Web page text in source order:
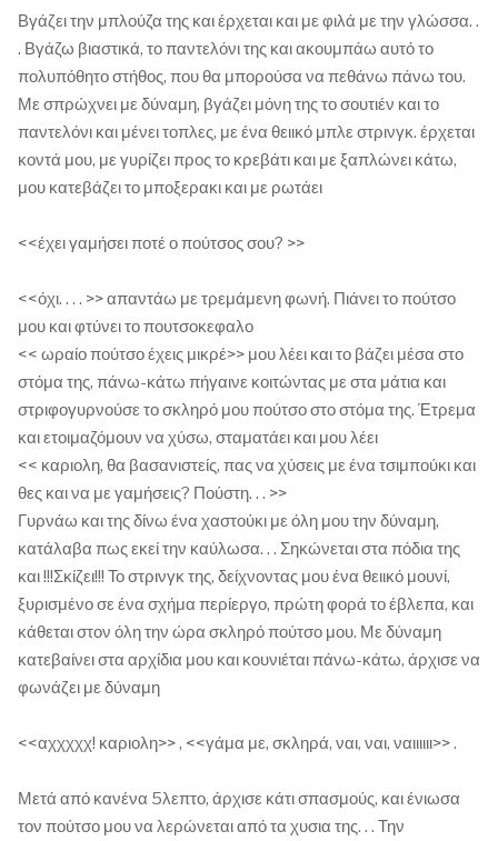
Βγάζει την μπλούζα της και έρχεται και με φιλά με την γλώσσα. .
. Βγάζω βιαστικά, το παντελόνι της και ακουμπάω αυτό το
πολυπόθητο στήθος, που θα μπορούσα να πεθάνω πάνω του.
Με σπρώχνει με δύναμη, βγάζει μόνη της το σουτιέν και το
παντελόνι και μένει τοπλες, με ένα θειικό μπλε στρινγκ. έρχεται
κοντά μου, με γυρίζει προς το κρεβάτι και με ξαπλώνει κάτω,
μου κατεβάζει το μποξερακι και με ρωτάει
<<έχει γαμήσει ποτέ ο πούτσος σου? >>
<<όχι. . . . >> απαντάω με τρεμάμενη φωνή. Πιάνει το πούτσο
μου και φτύνει το πουτσοκεφαλο
<< ωραίο πούτσο έχεις μικρέ>> μου λέει και το βάζει μέσα στο
στόμα της, πάνω-κάτω πήγαινε κοιτώντας με στα μάτια και
στριφογυρνούσε το σκληρό μου πούτσο στο στόμα της. Έτρεμα
και ετοιμαζόμουν να χύσω, σταματάει και μου λέει
<< καριολη, θα βασανιστείς, πας να χύσεις με ένα τσιμπούκι και
θες και να με γαμήσεις? Πούστη. . . >>
Γυρνάω και της δίνω ένα χαστούκι με όλη μου την δύναμη,
κατάλαβα πως εκεί την καύλωσα. . . Σηκώνεται στα πόδια της
και !!!Σκίζει!!! Το στρινγκ της, δείχνοντας μου ένα θειικό μουνί,
ξυρισμένο σε ένα σχήμα περίεργο, πρώτη φορά το έβλεπα, και
κάθεται στον όλη την ώρα σκληρό πούτσο μου. Με δύναμη
κατεβαίνει στα αρχίδια μου και κουνιέται πάνω-κάτω, άρχισε να
φωνάζει με δύναμη
<<αχχχχχ! καριολη>> , <<γάμα με, σκληρά, ναι, ναι, ναιιιιιι>> .
Μετά από κανένα 5λεπτο, άρχισε κάτι σπασμούς, και ένιωσα
τον πούτσο μου να λερώνεται από τα χυσια της. . . Την